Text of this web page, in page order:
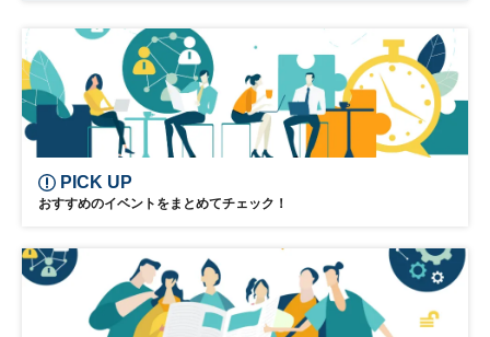
PICK UP
おすすめのイベントをまとめてチェック！